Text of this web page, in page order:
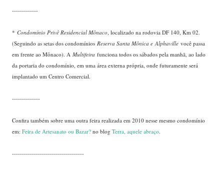
-------------
* Condomínio Privê Residencial Mônaco, localizado na rodovia DF 140, Km 02.
(Seguindo as setas dos condomínios Reserva Santa Mônica e Alphaville você passa
em frente ao Mônaco). A Multifeira funciona todos os sábados pela manhã, ao lado
da portaria do condomínio, em uma área externa própria, onde futuramente será
implantado um Centro Comercial.
--------------
Confira também sobre uma outra feira realizada em 2010 nesse mesmo condomínio
em: Feira de Artesanato ou Bazar? no blog Terra, aquele abraço.
------------------------------------